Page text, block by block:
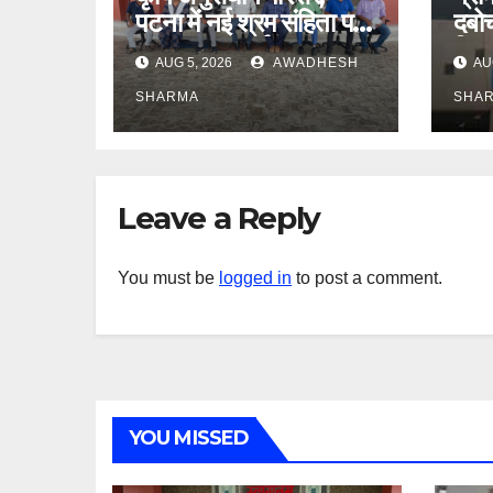
पटना में नई श्रम संहिता पर
जागरुकता कार्यक्रम
सम्पन्न
AUG 5, 2026 AWADHESH
SHARMA
Leave a Reply
You must be logged in to post a comment.
YOU MISSED